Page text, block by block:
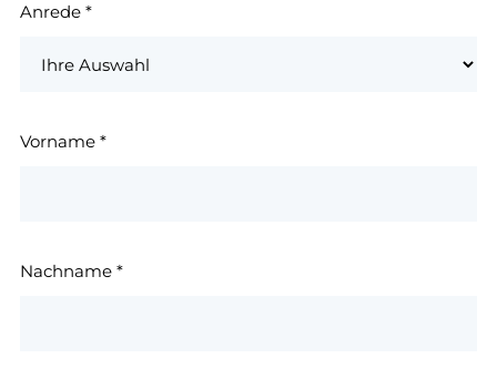
Anrede *
Vorname *
Nachname *